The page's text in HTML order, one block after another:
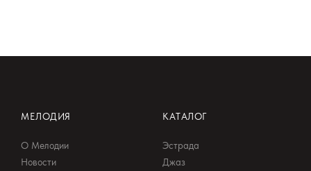
МЕЛОДИЯ
О Мелодии
Новости
КАТАЛОГ
Эстрада
Джаз